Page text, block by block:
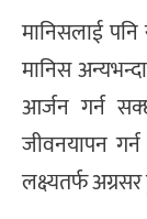
मानिसलाई पनि
मानिस
आर्जन गर्न
जीवनयापन
लक्ष्यतर्फ